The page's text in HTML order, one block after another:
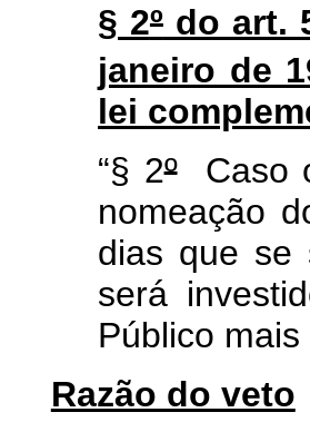
§ 2ºdo art.
janeiro de
lei
“§ 2ºCaso o
nomeação
dias que se
será
Público
Razão do veto